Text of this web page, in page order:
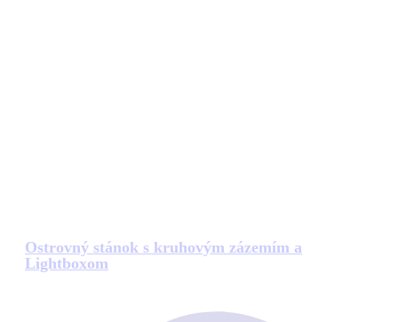
Ostrovný stánok s kruhovým zázemím a
Lightboxom